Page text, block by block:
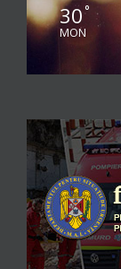
30°
MON